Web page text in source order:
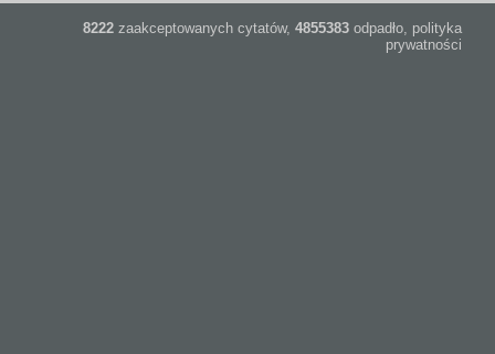
8222 zaakceptowanych cytatów, 4855383 odpadło, polityka
prywatności